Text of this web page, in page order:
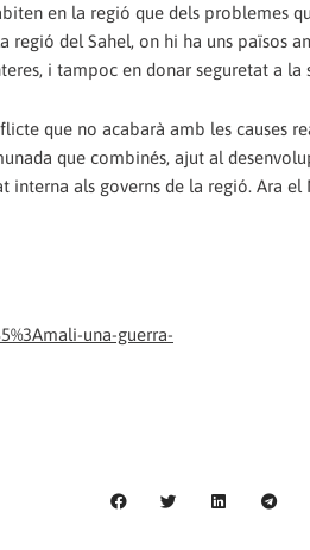
en la regió que dels problemes
del Sahel, on hi ha uns països
i tampoc en donar seguretat a la
que no acabarà amb les causes
que combinés, ajut al
als governs de la regió. Ara el
una-guerra-